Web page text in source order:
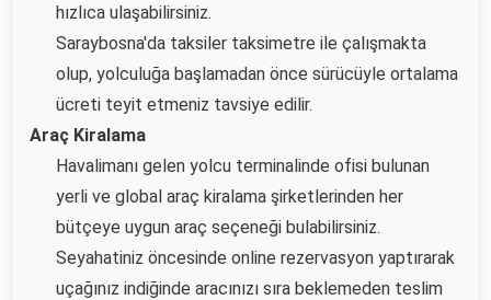
hızlıca ulaşabilirsiniz.
Saraybosna'da taksiler taksimetre ile çalışmakta
olup, yolculuğa başlamadan önce sürücüyle ortalama
ücreti teyit etmeniz tavsiye edilir.
Araç Kiralama
Havalimanı gelen yolcu terminalinde ofisi bulunan
yerli ve global araç kiralama şirketlerinden her
bütçeye uygun araç seçeneği bulabilirsiniz.
Seyahatiniz öncesinde online rezervasyon yaptırarak
uçağınız indiğinde aracınızı sıra beklemeden teslim